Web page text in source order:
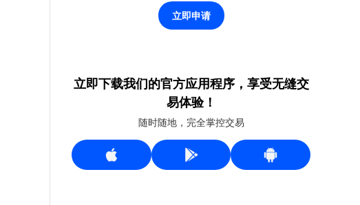
立即申请
立即下载我们的官方应用程序，享受无缝交
易体验！
随时随地，完全掌控交易